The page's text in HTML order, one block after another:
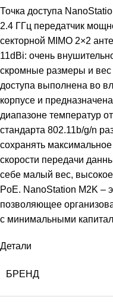
Точка доступа
2.4 ГГц передатчик
секторной MIMO 2×2
11dBi: очень
скромные размеры и вес
доступа выполнена во
корпусе и
диапазоне температур
стандарта 802.11b/g/n
сохранять
скорости передачи
себе малый вес,
PoE. NanoStation M2K –
позволяющее
с минимальными
Детали
БРЕНД